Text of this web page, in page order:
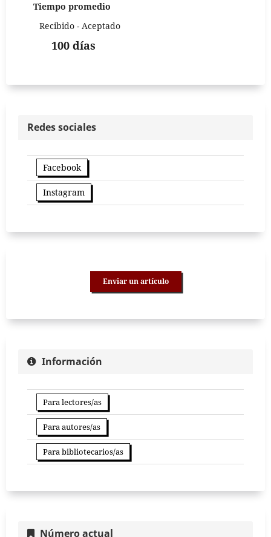
Tiempo promedio
Recibido - Aceptado
100 días
Redes sociales
Facebook
Instagram
Enviar un artículo
Información
Para lectores/as
Para autores/as
Para bibliotecarios/as
Número actual